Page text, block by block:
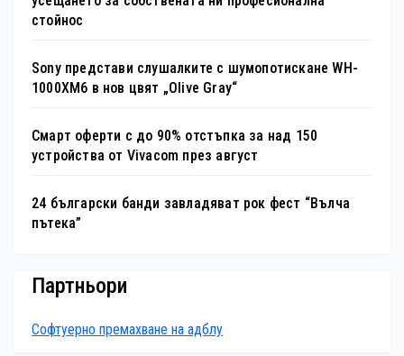
стойнос
Sony представи слушалките с шумопотискане WH-
1000XM6 в нов цвят „Olive Gray“
Смарт оферти с до 90% отстъпка за над 150
устройства от Vivacom през август
24 български банди завладяват рок фест “Вълча
пътека”
Партньори
Софтуерно премахване на адблу